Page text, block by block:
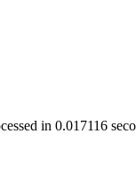
in 0.017116